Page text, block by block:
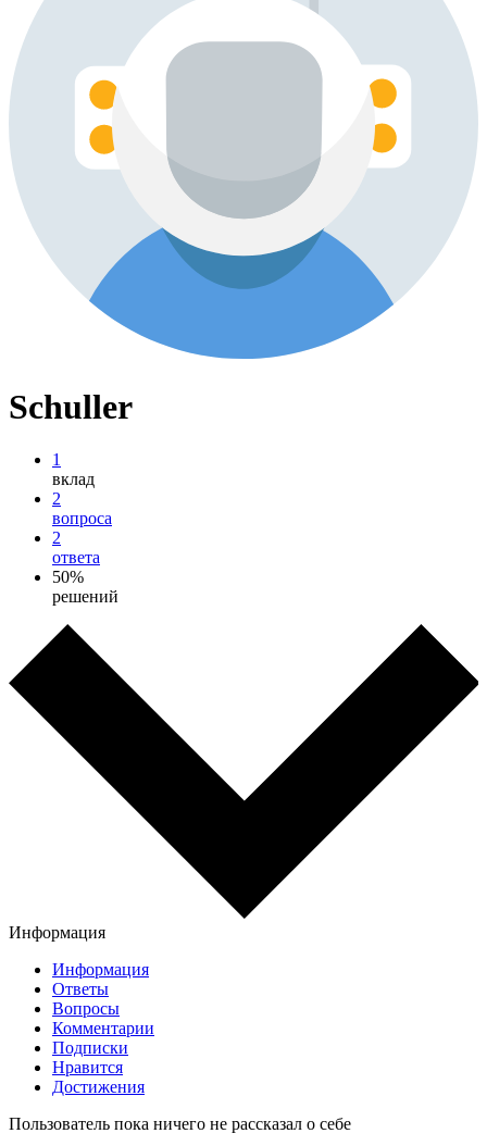
Schuller
1
вклад
2
вопроса
2
ответа
50%
решений
Информация
Информация
Ответы
Вопросы
Комментарии
Подписки
Нравится
Достижения
Пользователь пока ничего не рассказал о себе